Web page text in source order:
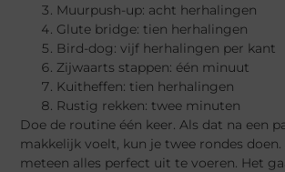
Muurpush-up: acht herhalingen
Glute bridge: tien herhalingen
Bird-dog: vijf herhalingen per kant
Zijwaarts stappen: één minuut
Kuitheffen: tien herhalingen
Rustig rekken: twee minuten
Doe de routine één keer. Als dat na een
makkelijk voelt, kun je twee rondes
meteen alles perfect uit te voeren. Het